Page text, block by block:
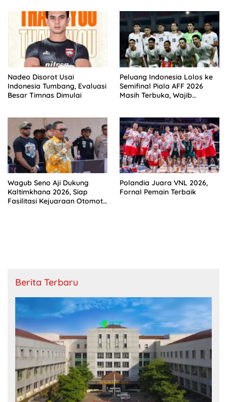
Nadeo Disorot Usai
Indonesia Tumbang, Evaluasi
Besar Timnas Dimulai
Peluang Indonesia Lolos ke
Semifinal Piala AFF 2026
Masih Terbuka, Wajib
Wagub Seno Aji Dukung
Kaltimkhana 2026, Siap
Fasilitasi Kejuaraan Otomotif
Polandia Juara VNL 2026,
Fornal Pemain Terbaik
Berita Terbaru